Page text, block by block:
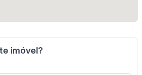
imóvel?